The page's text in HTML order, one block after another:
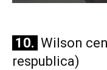
10. Wilson
respublica)